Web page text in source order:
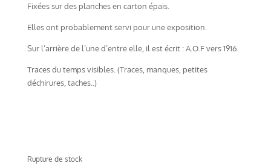
Fixées sur des planches en carton épais.
Elles ont probablement servi pour une exposition.
Sur l’arrière de l’une d’entre elle, il est écrit : A.O.F vers 1916.
Traces du temps visibles. (Traces, manques, petites
déchirures, taches..)
Rupture de stock